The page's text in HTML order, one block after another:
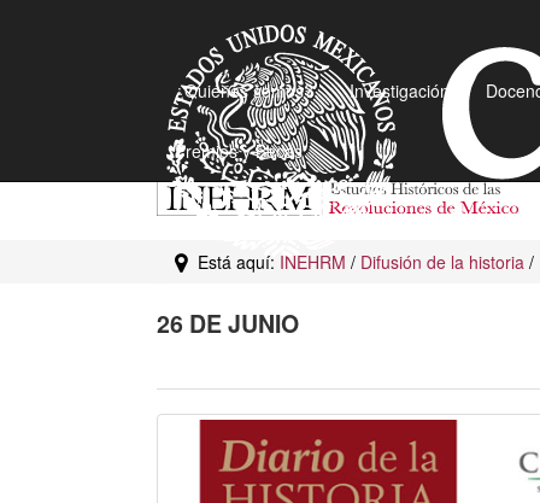
¿Quiénes somos? Investigación
Premios y Becas
Está aquí: INEHRM / Difusión de la historia /
26 DE JUNIO